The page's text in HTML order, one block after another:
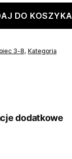
DO KOSZYKA
3-8, Kategoria
dodatkowe